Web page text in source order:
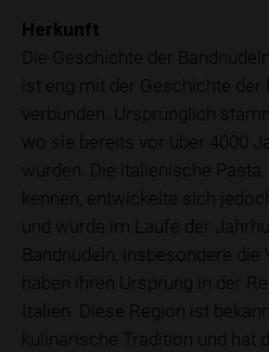
Herkunft
Die Geschichte der
ist eng mit der Geschichte
verbunden. Ursprünglich
wo sie bereits vor über 4000
wurden. Die italienische
kennen, entwickelte sich
und wurde im Laufe der
Bandnudeln, insbesondere die
haben ihren Ursprung in der
Italien. Diese Region ist
kulinarische Tradition und hat